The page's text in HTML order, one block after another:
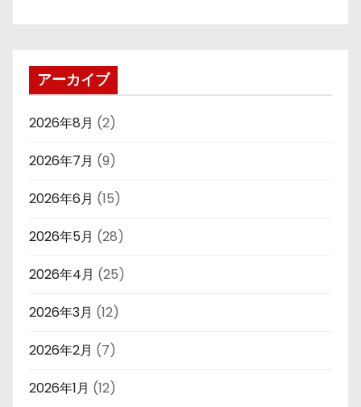
アーカイブ
2026年8月 (2)
2026年7月 (9)
2026年6月 (15)
2026年5月 (28)
2026年4月 (25)
2026年3月 (12)
2026年2月 (7)
2026年1月 (12)